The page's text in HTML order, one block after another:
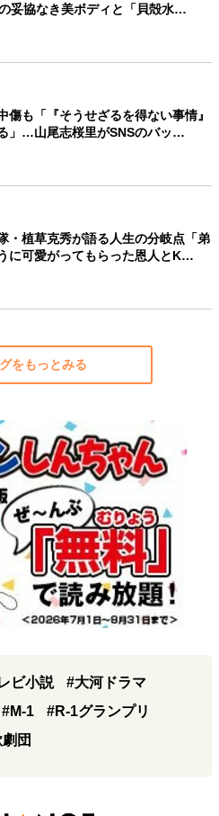
妥協なき美ボディと「貝殻水…
傷も「『そうせざるを得ない事情』
」…山尾志桜里がSNSのバッ…
・植草克秀が語る人生の分岐点「弟
に可愛がってもらった恩人とK…
をもっとみる
ビ小説
#大河ドラマ
#M-1
#R-1グランプリ
団